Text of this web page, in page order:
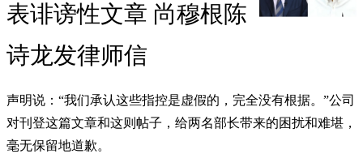
表诽谤性文章 尚穆根陈
诗龙发律师信
声明说：“我们承认这些指控是虚假的，完全没有根据。”公司
对刊登这篇文章和这则帖子，给两名部长带来的困扰和难堪，
毫无保留地道歉。